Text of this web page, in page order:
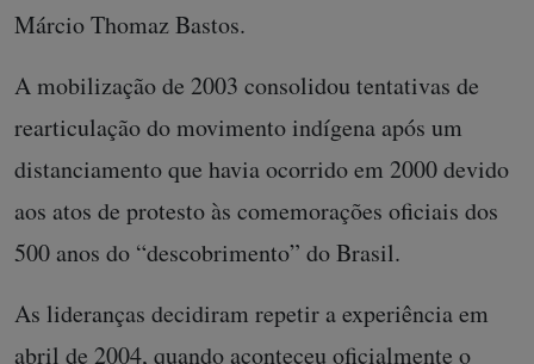
Márcio Thomaz Bastos.
A mobilização de 2003 consolidou tentativas de
rearticulação do movimento indígena após um
distanciamento que havia ocorrido em 2000 devido
aos atos de protesto às comemorações oficiais dos
500 anos do “descobrimento” do Brasil.
As lideranças decidiram repetir a experiência em
abril de 2004, quando aconteceu oficialmente o